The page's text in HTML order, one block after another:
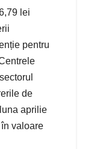
lei
pentru
de
aprilie
valoare